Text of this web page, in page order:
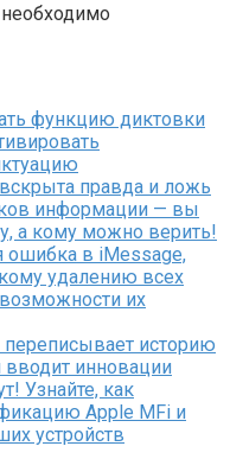
функцию диктовки
правда и ложь
информации — вы
а кому можно верить!
ошибка в iMessage,
удалению всех
их
историю
инновации
Узнайте, как
Apple MFi и
устройств